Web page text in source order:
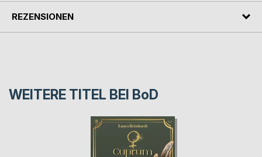
REZENSIONEN
WEITERE TITEL BEI BoD